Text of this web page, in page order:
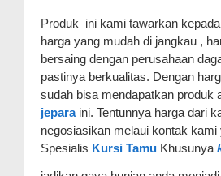
Produk ini kami tawarkan
harga yang mudah di jangkau ,
bersaing dengan perusahaan
pastinya berkualitas. Dengan
sudah bisa mendapatkan produk
jeparaini. Tentunnya harga dari
negosiasikan melaui kontak kami
Spesialis Kursi Tamu Khusunya